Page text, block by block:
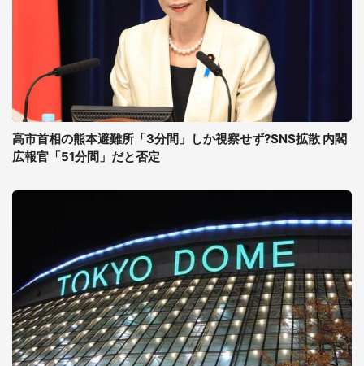
高市首相の熊本避難所「3分間」しか視察せず?SNS拡散 内閣
広報官「51分間」だと否定